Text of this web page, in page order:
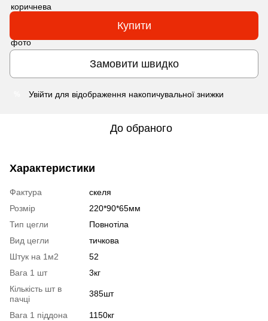
Купити
Замовити швидко
Увійти для відображення накопичувальної знижки
До обраного
Характеристики
Фактура
скеля
Розмір
220*90*65мм
Тип цегли
Повнотіла
Вид цегли
тичкова
Штук на 1м2
52
Вага 1 шт
3кг
Кількість шт в
пачці
385шт
Вага 1 піддона
1150кг